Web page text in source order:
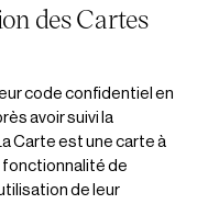
des Cartes
code confidentiel en
avoir suivi la
Carte est une carte à
fonctionnalité de
de leur